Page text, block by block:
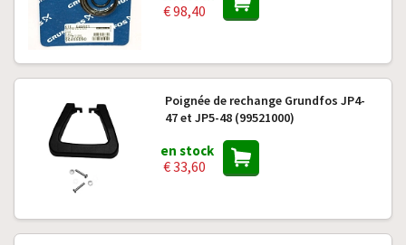
€ 98,40
Poignée de rechange Grundfos JP4-
47 et JP5-48 (99521000)
en stock
€ 33,60